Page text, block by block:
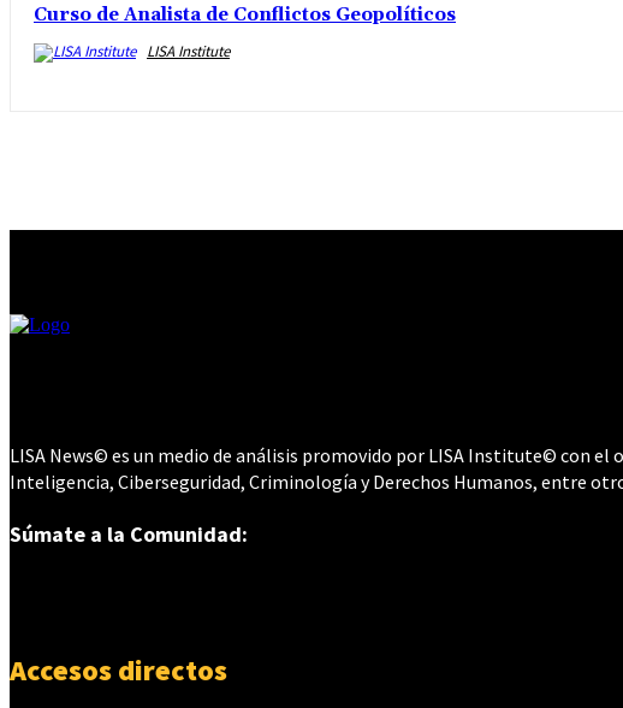
Curso de Analista de Conflictos Geopolíticos
LISA Institute
LISA News© es un medio de análisis promovido por LISA Institute© con
Inteligencia, Ciberseguridad, Criminología y Derechos Humanos, entre
Súmate a la Comunidad:
Accesos directos